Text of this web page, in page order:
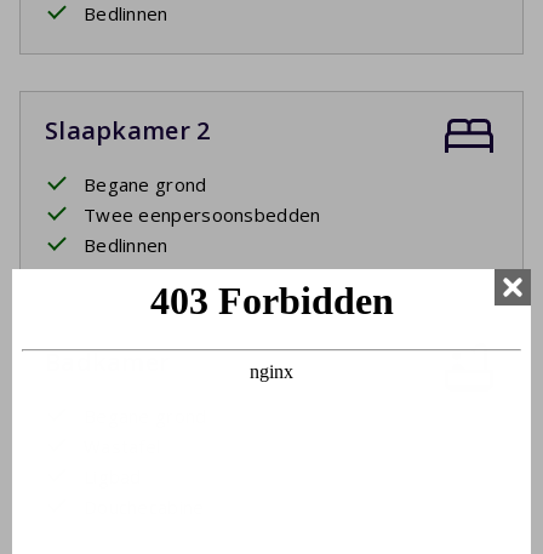
Bedlinnen
Slaapkamer 2
Begane grond
Twee eenpersoonsbedden
Bedlinnen